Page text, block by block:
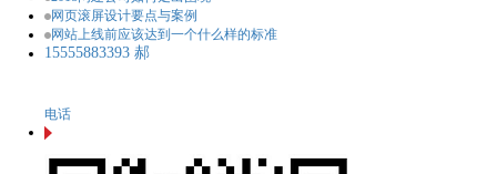
网页滚屏设计要点与案例
网站上线前应该达到一个什么样的标准
15555883393 郝
电话